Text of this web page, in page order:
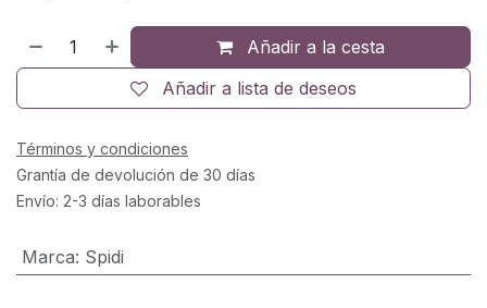
Añadir a la cesta
Añadir a lista de deseos
Términos y condiciones
Grantía de devolución de 30 días
Envío: 2-3 días laborables
Marca: Spidi